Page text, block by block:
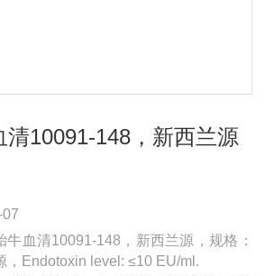
10091-148，新西兰源
牛血清10091-148，新西兰源，规格：
，Endotoxin level: ≤10 EU/ml.